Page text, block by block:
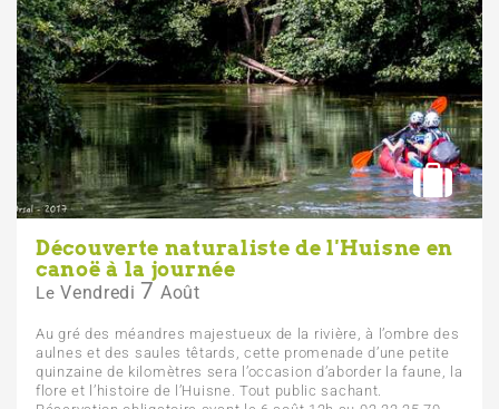
Découverte naturaliste de l'Huisne en
canoë à la journée
Le Vendredi 7 Août
Au gré des méandres majestueux de la rivière, à l’ombre des
aulnes et des saules têtards, cette promenade d’une petite
quinzaine de kilomètres sera l’occasion d’aborder la faune, la
flore et l’histoire de l’Huisne. Tout public sachant.